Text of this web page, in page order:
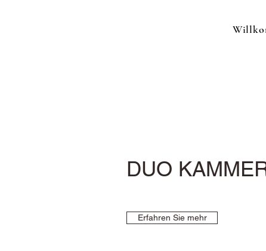
DUO
Erfahren Sie mehr